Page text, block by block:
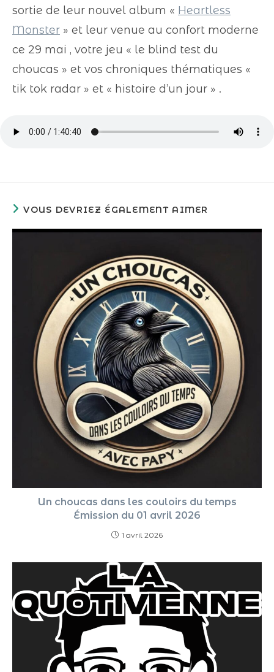
sortie de leur nouvel album « Heartless
Monster » et leur venue au confort moderne
ce 29 mai , votre jeu « le blind test du
choucas » et vos chroniques thématiques «
tik tok radar » et « histoire d’un jour » .
VOUS DEVRIEZ ÉGALEMENT AIMER
Un choucas dans les couloirs du temps
Émission du 01 avril 2026
1 avril 2026